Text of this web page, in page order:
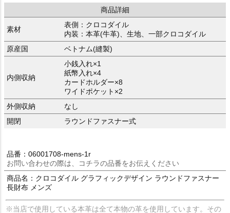
商品詳細
素材
表側：クロコダイル
内装：本革(牛革)、生地、一部クロコダイル
原産国
ベトナム(縫製)
内側収納
小銭入れ×1
紙幣入れ×4
カードホルダー×8
ワイドポケット×2
外側収納
なし
開閉
ラウンドファスナー式
品番：06001708-mens-1r
お問い合わせの際は、コチラの品番をお伝えください
商品名：クロコダイル グラフィックデザイン ラウンドファスナー
長財布 メンズ
※当店で使用している本革は全て本物の革を使用しています。その